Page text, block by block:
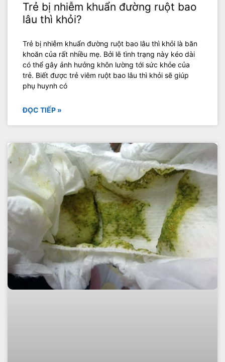
Trẻ bị nhiễm khuẩn đường ruột bao
lâu thì khỏi?
Trẻ bị nhiễm khuẩn đường ruột bao lâu thì khỏi là băn
khoăn của rất nhiều mẹ. Bởi lẽ tình trạng này kéo dài
có thể gây ảnh hưởng khôn lường tới sức khỏe của
trẻ. Biết được trẻ viêm ruột bao lâu thì khỏi sẽ giúp
phụ huynh có
ĐỌC TIẾP »